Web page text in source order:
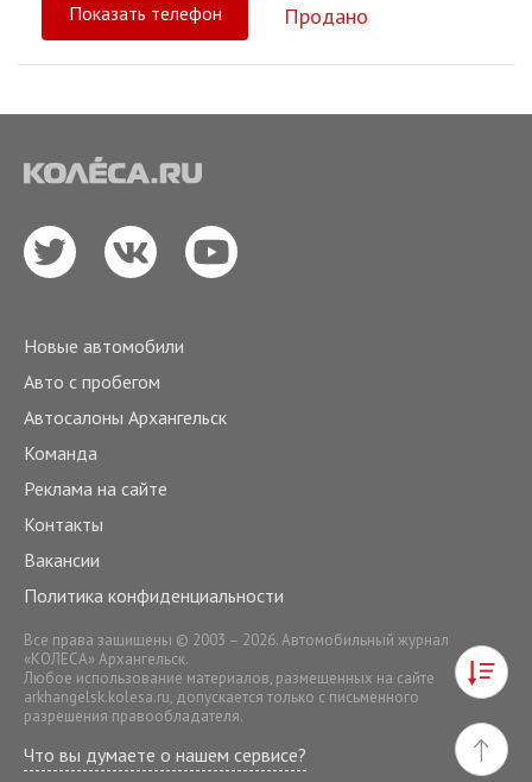
Показать телефон Продано
Новые автомобили
Авто с пробегом
Автосалоны Архангельск
Команда
Реклама на сайте
Контакты
Вакансии
Политика конфиденциальности
Все права защищены © 2003 – 2026. Автомобильный журнал
«КОЛЕСА» Архангельск.
Любое использование материалов, размещенных на сайте
arkhangelsk.kolesa.ru, допускается только с письменного
разрешения правообладателя.
Что вы думаете о нашем сервисе?